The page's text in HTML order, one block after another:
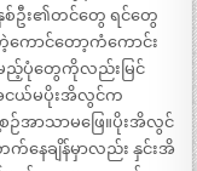
ဦး၏တင်တွေ ရင်တွေ
ကောင်တော့ကံကောင်း
မည့်ပုံတွေကိုလည်းမြင်
ငယ်မပိုးအိလွင်က
အာသာမဖြေ။ပိုးအိလွင်
နေချိန်မှာလည်း နှင်းအိ